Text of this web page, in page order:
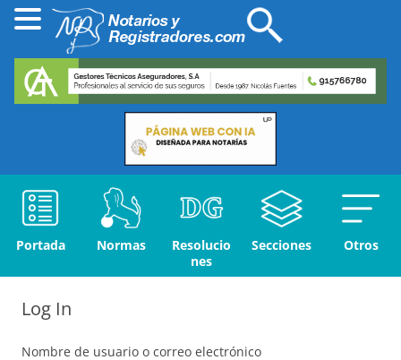
Portada Normas
Resolucio
nes
Secciones Otros
Log In
Nombre de usuario o correo electrónico